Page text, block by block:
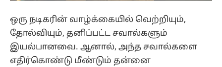
ஒரு நடிகரின் வாழ்க்கையில் வெற்றியும்,
தோல்வியும், தனிப்பட்ட சவால்களும்
இயல்பானவை. ஆனால், அந்த சவால்களை
எதிர்கொண்டு மீண்டும் தன்னை